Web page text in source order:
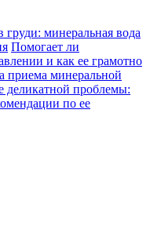
груди: минеральная вода
Помогает ли
и как ее грамотно
приема минеральной
деликатной проблемы:
по ее